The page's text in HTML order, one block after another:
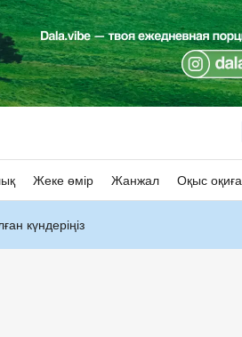
Жеке өмір Жанжал Оқыс оқиға
күндеріңіз